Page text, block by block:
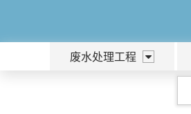
废水处理工程